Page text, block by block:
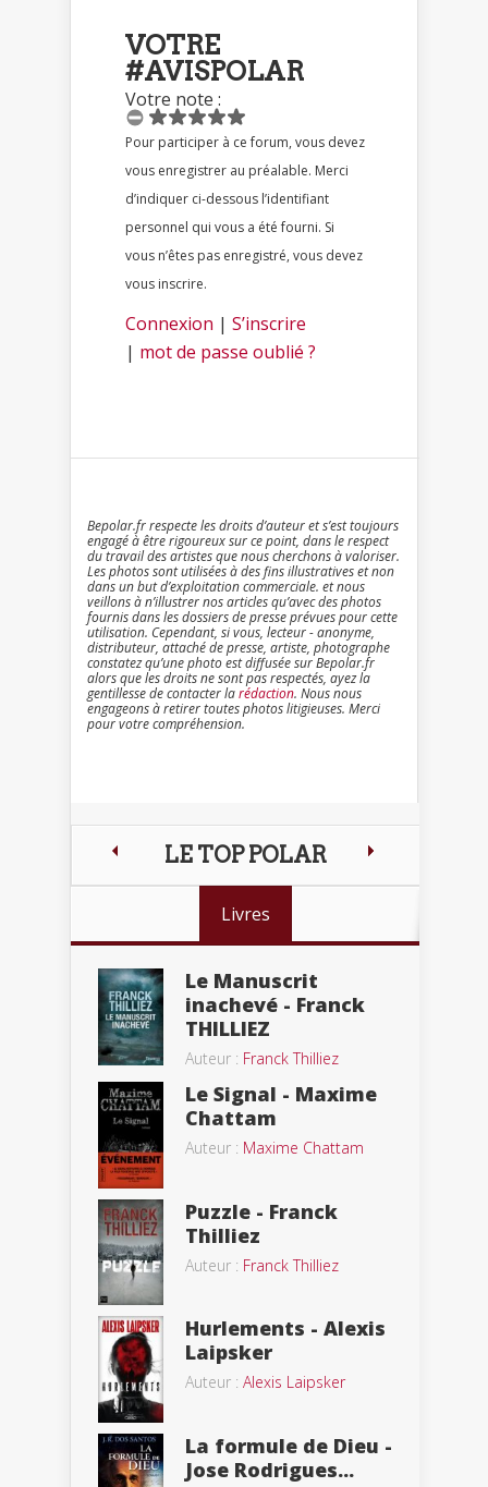
VOTRE
#AVISPOLAR
Votre note :
Pour participer à ce forum, vous devez
vous enregistrer au préalable. Merci
d’indiquer ci-dessous l’identifiant
personnel qui vous a été fourni. Si
vous n’êtes pas enregistré, vous devez
vous inscrire.
Connexion | S’inscrire
| mot de passe oublié ?
Bepolar.fr respecte les droits d’auteur et s’est toujours
engagé à être rigoureux sur ce point, dans le respect
du travail des artistes que nous cherchons à valoriser.
Les photos sont utilisées à des fins illustratives et non
dans un but d’exploitation commerciale. et nous
veillons à n’illustrer nos articles qu’avec des photos
fournis dans les dossiers de presse prévues pour cette
utilisation. Cependant, si vous, lecteur - anonyme,
distributeur, attaché de presse, artiste, photographe
constatez qu’une photo est diffusée sur Bepolar.fr
alors que les droits ne sont pas respectés, ayez la
gentillesse de contacter larédaction. Nous nous
engageons à retirer toutes photos litigieuses. Merci
pour votre compréhension.
LE TOP POLAR
Livres
Le Manuscrit
inachevé - Franck
THILLIEZ
Auteur : Franck Thilliez
Le Signal - Maxime
Chattam
Auteur : Maxime Chattam
Puzzle - Franck
Thilliez
Auteur : Franck Thilliez
Hurlements - Alexis
Laipsker
Auteur : Alexis Laipsker
La formule de Dieu -
Jose Rodrigues...